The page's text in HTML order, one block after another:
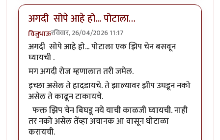
अगदी सोपे आहे हो... पोटाला…
विजुभाऊरविवार, 26/04/2026 11:17
अगदी सोपे आहे हो... पोटाला एक झिप चेन बसवून
घ्यायची .
मग अगदी रोज म्हणालात तरी जमेल.
इच्छा असेल ते हादडायचे. ते झाल्यावर झीप उघडून नको
असेल ते काढून टाकायचे.
फक्त झिप चेन बिघडू नये याची काळजी घ्यायची. नाही
तर नको असेल तेंव्हा अचानक आ वासून घोटाळा
करायची.